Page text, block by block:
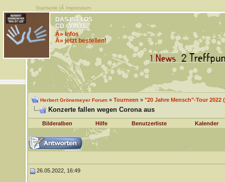
Startseite |Â Impressum
DAS IST LOS
CD / VINYL
Â» Infos
Â» jetzt bestellen!
Herbert Grönemeyer Forum» Tourneen » "20 Jahre Mensch"-Tour 2022
Konzerte fallen wegen Corona aus
Bilderalben Hilfe Benutzerliste Kalender
26.05.2022, 16:49